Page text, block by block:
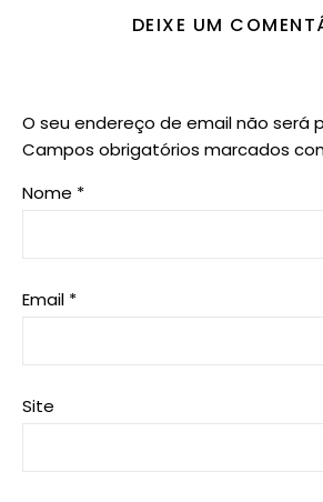
DEIXE UM
O seu endereço de email não será
Campos obrigatórios marcados
Nome *
Email *
Site